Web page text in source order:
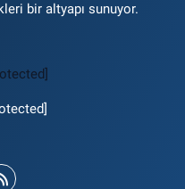
bir altyapı sunuyor.